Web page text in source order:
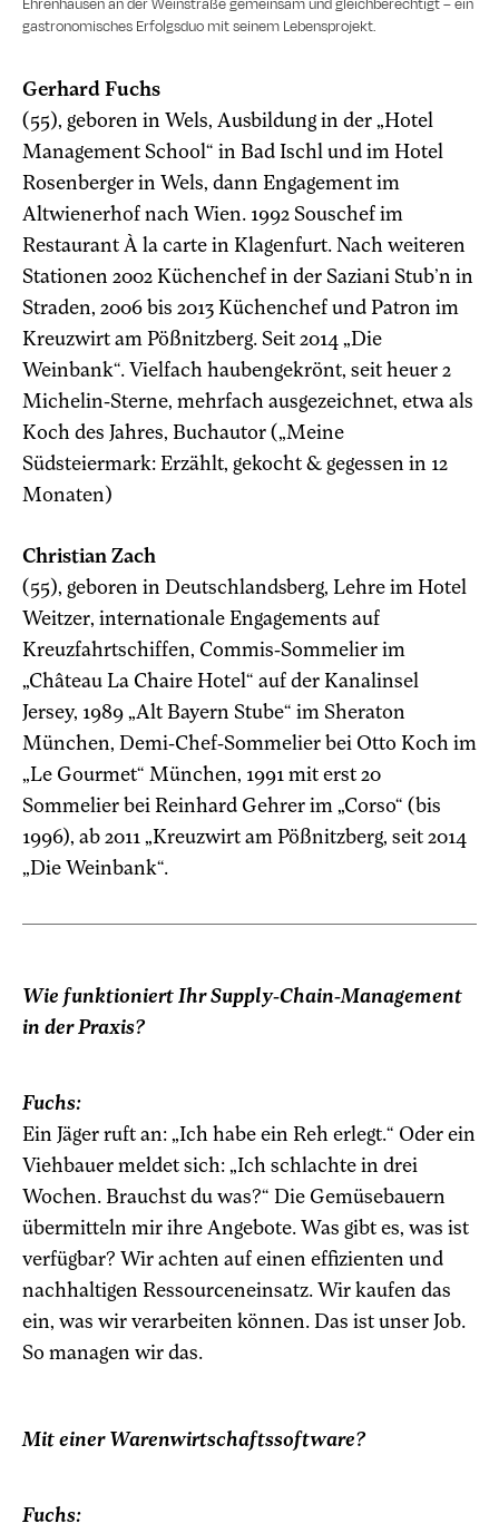
Ehrenhausen an der Weinstraße gemeinsam und gleichberechtigt – ein
gastronomisches Erfolgsduo mit seinem Lebensprojekt.
Gerhard Fuchs
(55), geboren in Wels, Ausbildung in der „Hotel
Management School“ in Bad Ischl und im Hotel
Rosenberger in Wels, dann Engagement im
Altwienerhof nach Wien. 1992 Souschef im
Restaurant À la carte in Klagenfurt. Nach weiteren
Stationen 2002 Küchenchef in der Saziani Stub’n in
Straden, 2006 bis 2013 Küchenchef und Patron im
Kreuzwirt am Pößnitzberg. Seit 2014 „Die
Weinbank“. Vielfach haubengekrönt, seit heuer 2
Michelin-Sterne, mehrfach ausgezeichnet, etwa als
Koch des Jahres, Buchautor („Meine
Südsteiermark: Erzählt, gekocht & gegessen in 12
Monaten)
Christian Zach
(55), geboren in Deutschlandsberg, Lehre im Hotel
Weitzer, internationale Engagements auf
Kreuzfahrtschiffen, Commis-Sommelier im
„Château La Chaire Hotel“ auf der Kanalinsel
Jersey, 1989 „Alt Bayern Stube“ im Sheraton
München, Demi-Chef-Sommelier bei Otto Koch im
„Le Gourmet“ München, 1991 mit erst 20
Sommelier bei Reinhard Gehrer im „Corso“ (bis
1996), ab 2011 „Kreuzwirt am Pößnitzberg, seit 2014
„Die Weinbank“.
Wie funktioniert Ihr Supply-Chain-Management
in der Praxis?
Fuchs:
Ein Jäger ruft an: „Ich habe ein Reh erlegt.“ Oder ein
Viehbauer meldet sich: „Ich schlachte in drei
Wochen. Brauchst du was?“ Die Gemüsebauern
übermitteln mir ihre Angebote. Was gibt es, was ist
verfügbar? Wir achten auf einen effizienten und
nachhaltigen Ressourceneinsatz. Wir kaufen das
ein, was wir verarbeiten können. Das ist unser Job.
So managen wir das.
Mit einer Warenwirtschaftssoftware?
Fuchs: